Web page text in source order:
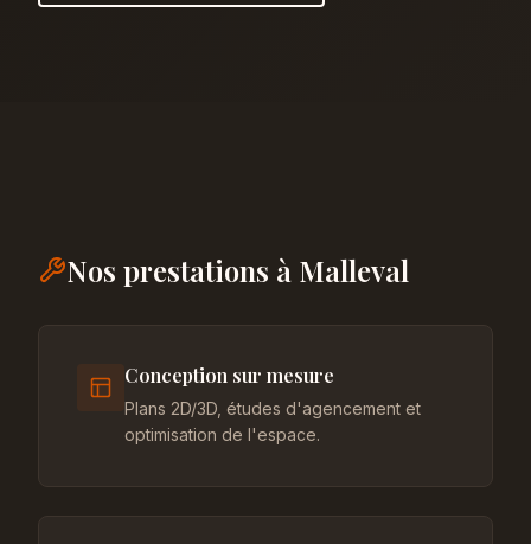
Nos prestations à Malleval
Conception sur mesure
Plans 2D/3D, études d'agencement et
optimisation de l'espace.